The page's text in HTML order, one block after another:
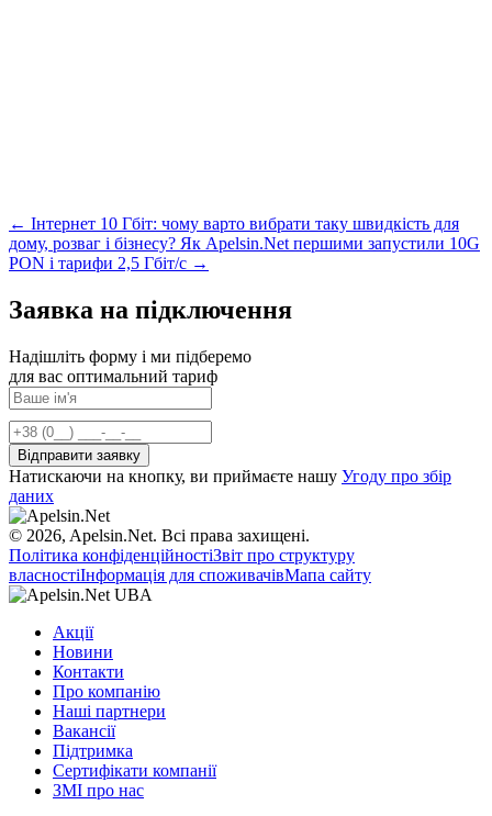
← Інтернет 10 Гбіт: чому варто вибрати таку швидкість для
дому, розваг і бізнесу? Як Apelsin.Net першими запустили 10G
PON і тарифи 2,5 Гбіт/с →
Заявка на підключення
Надішліть форму і ми підберемо
для вас оптимальний тариф
Натискаючи на кнопку, ви приймаєте нашу Угоду про збір
даних
© 2026, Apelsin.Net. Всі права захищені.
Політика конфіденційностіЗвіт про структуру
власностіІнформація для споживачівМапа сайту
Акції
Новини
Контакти
Про компанію
Наші партнери
Вакансії
Підтримка
Сертифікати компанії
ЗМІ про нас